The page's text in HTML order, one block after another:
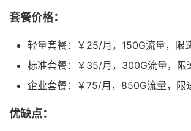
套餐价格：
轻量套餐：￥25/月，150G流量，限
标准套餐：￥35/月，300G流量，限
企业套餐：￥75/月，850G流量，限
优缺点：